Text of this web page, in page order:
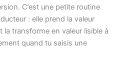
C’est une petite routine
: elle prend la valeur
la transforme en valeur lisible à
quand tu saisis une